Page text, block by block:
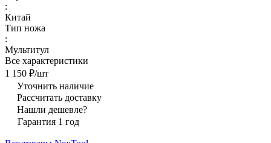
:
Китай
Тип ножа
:
Мультитул
Все характеристики
1 150 ₽/шт
Уточнить наличие
Рассчитать доставку
Нашли дешевле?
Гарантия 1 год